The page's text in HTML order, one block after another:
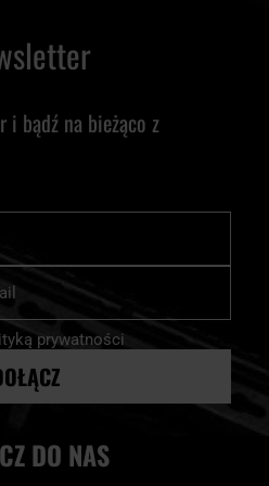
i bądź na bieżąco z
prywatności
DO NAS